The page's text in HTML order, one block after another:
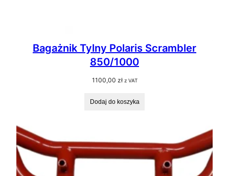
Bagażnik Tylny Polaris Scrambler
850/1000
1100,00 zł z VAT
Dodaj do koszyka